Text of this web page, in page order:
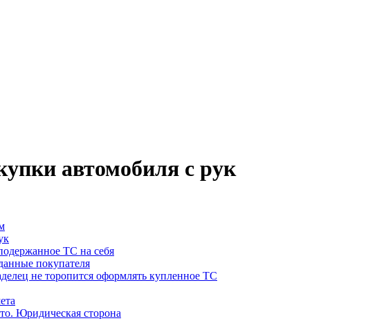
автомобиля с рук
ТС на себя
покупателя
не торопится оформлять купленное ТС
Юридическая сторона